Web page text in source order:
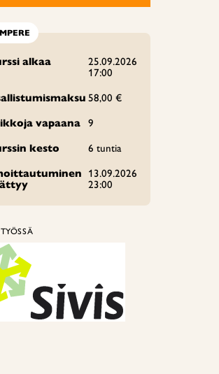
alkaa
25.09.2026
17:00
58,00 €
vapaana
9
kesto
6 tuntia
13.09.2026
23:00